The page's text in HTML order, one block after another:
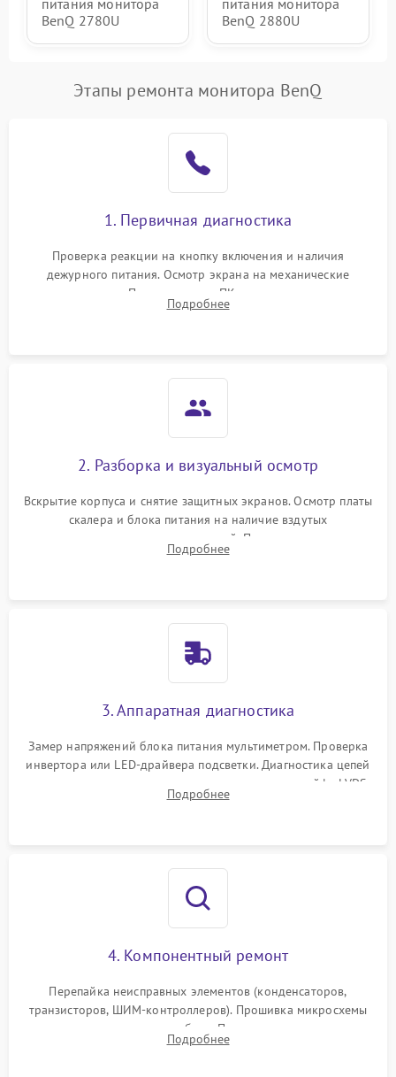
питания монитора
BenQ 2780U
питания монитора
BenQ 2880U
Этапы ремонта монитора BenQ
1. Первичная диагностика
Проверка реакции на кнопку включения и наличия
дежурного питания. Осмотр экрана на механические
повреждения. Подключение к ПК для оценки вывода
изображения, работы подсветки и выявления артефактов на
Подробнее
2. Разборка и визуальный осмотр
Вскрытие корпуса и снятие защитных экранов. Осмотр платы
скалера и блока питания на наличие вздутых
конденсаторов, прогаров, окислений. Проверка надежности
контактов и целостности шлейфов матрицы.
Подробнее
3. Аппаратная диагностика
Замер напряжений блока питания мультиметром. Проверка
инвертора или LED-драйвера подсветки. Диагностика цепей
питания скалера и тестирование сигналов на шлейфе LVDS
Подробнее
4. Компонентный ремонт
Перепайка неисправных элементов (конденсаторов,
транзисторов, ШИМ-контроллеров). Прошивка микросхемы
памяти при программных сбоях. При поломке подсветки —
разборка матрицы и замена выгоревших светодиодов.
Подробнее